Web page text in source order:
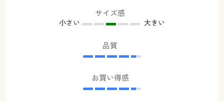
サイズ感
小さい 大きい
品質
お買い得感